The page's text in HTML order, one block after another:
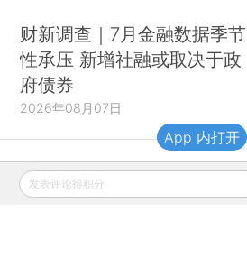
财新调查｜7月金融数据季节
性承压 新增社融或取决于政
府债券
2026年08月07日
财新移动
发表评论得积分
App 内打开